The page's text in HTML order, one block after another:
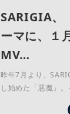
SARIGIA、
ーマに、１
MV…
昨年7月より、
し始めた「悪魔」